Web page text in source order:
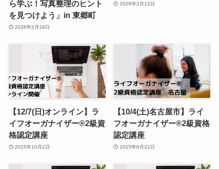
ら学ぶ！写真整理のヒント
を見つけよう」in 東郷町
2026年2月18日
2026年2月12日
【12/7(日)オンライン】ラ
イフオーガナイザー®︎2級資
格認定講座
2025年10月2日
【10/4(土)名古屋市】ライ
フオーガナイザー®︎2級資格
認定講座
2025年8月21日